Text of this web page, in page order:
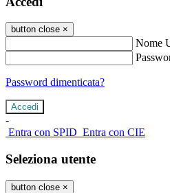
button close ×
Nome
Password dimenticata?
-
Entra con SPID Entra con CIE
Seleziona utente
button close ×